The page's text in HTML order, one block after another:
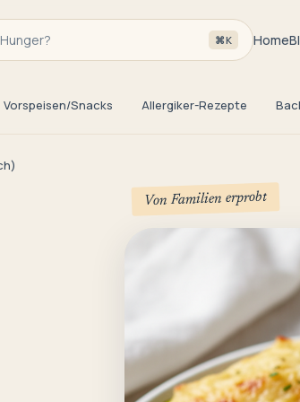
⌘K Home
Vorspeisen/Snacks Allergiker-Rezepte
Von Familien erprobt